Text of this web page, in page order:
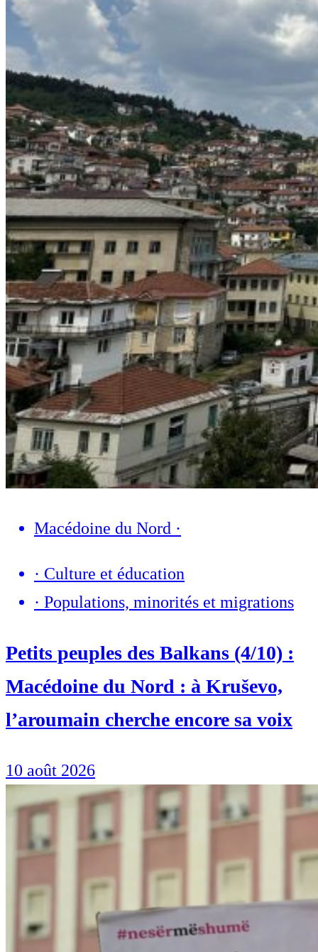
Macédoine du Nord ·
· Culture et éducation
· Populations, minorités et migrations
Petits peuples des Balkans (4/10) :
Macédoine du Nord : à Kruševo,
l’aroumain cherche encore sa voix
10 août 2026